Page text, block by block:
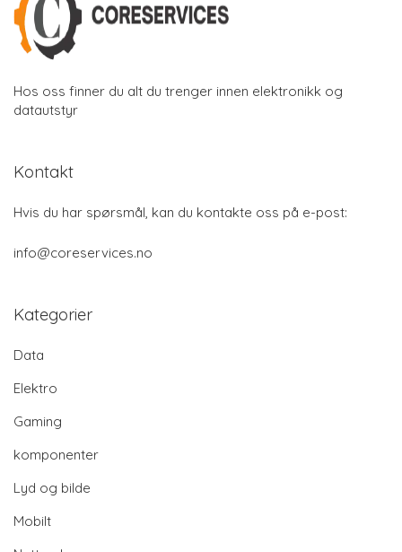
Hos oss finner du alt du trenger innen elektronikk og
datautstyr
Kontakt
Hvis du har spørsmål, kan du kontakte oss på e-post:
info@coreservices.no
Kategorier
Data
Elektro
Gaming
komponenter
Lyd og bilde
Mobilt